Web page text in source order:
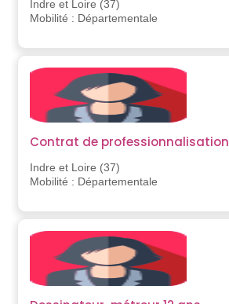
Indre et Loire (37)
Mobilité : Départementale
Contrat de professionnalisation
Indre et Loire (37)
Mobilité : Départementale